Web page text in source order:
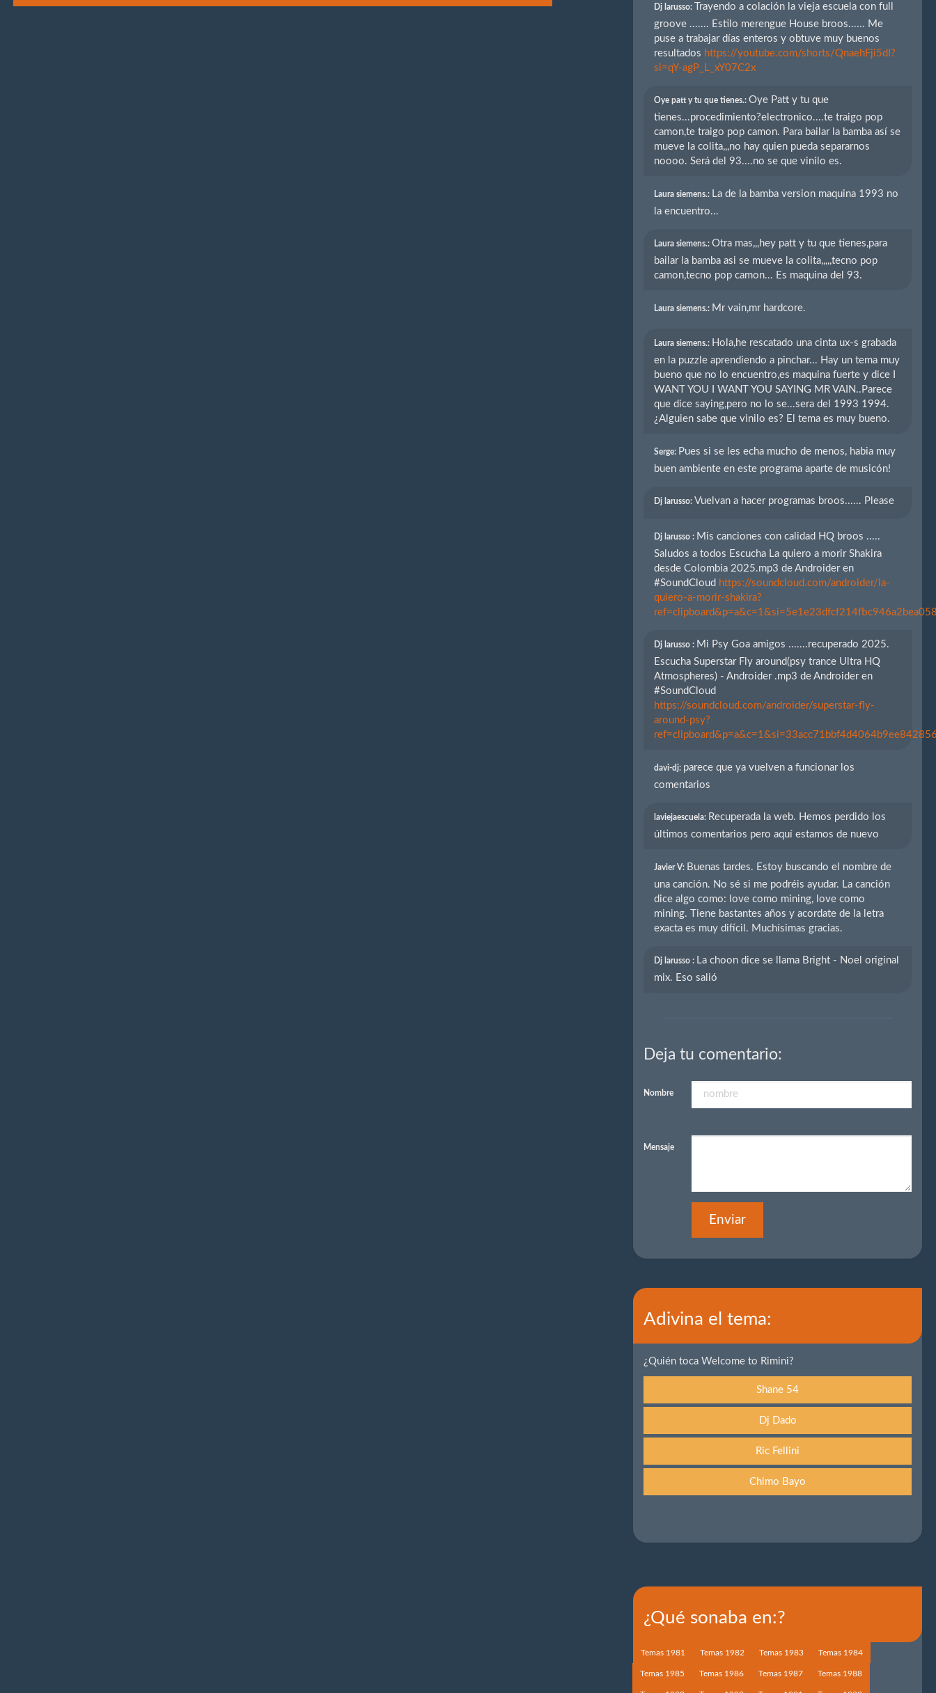
Dj larusso: Trayendo a colación la vieja escuela con full
groove ....... Estilo merengue House broos...... Me
puse a trabajar días enteros y obtuve muy buenos
resultados https://youtube.com/shorts/QnaehFji5dI?
si=qY-agP_L_xY07C2x
Oye patt y tu que tienes.:Oye Patt y tu que
tienes...procedimiento?electronico....te traigo pop
camon,te traigo pop camon. Para bailar la bamba así se
mueve la colita,,,no hay quien pueda separarnos
noooo. Será del 93....no se que vinilo es.
Laura siemens.: La de la bamba version maquina 1993 no
la encuentro...
Laura siemens.:Otra mas,,,hey patt y tu que tienes,para
bailar la bamba asi se mueve la colita,,,,,tecno pop
camon,tecno pop camon... Es maquina del 93.
Laura siemens.: Mr vain,mr hardcore.
Laura siemens.: Hola,he rescatado una cinta ux-s grabada
en la puzzle aprendiendo a pinchar... Hay un tema muy
bueno que no lo encuentro,es maquina fuerte y dice I
WANT YOU I WANT YOU SAYING MR VAIN..Parece
que dice saying,pero no lo se...sera del 1993 1994.
¿Alguien sabe que vinilo es? El tema es muy bueno.
Serge: Pues si se les echa mucho de menos, habia muy
buen ambiente en este programa aparte de musicón!
Dj larusso: Vuelvan a hacer programas broos...... Please
Dj larusso : Mis canciones con calidad HQ broos .....
Saludos a todos Escucha La quiero a morir Shakira
desde Colombia 2025.mp3 de Androider en
#SoundCloud https://soundcloud.com/androider/la-
quiero-a-morir-shakira?
Dj larusso : Mi Psy Goa amigos .......recuperado 2025.
Escucha Superstar Fly around(psy trance Ultra HQ
Atmospheres) - Androider .mp3 de Androider en
#SoundCloud
https://soundcloud.com/androider/superstar-fly-
around-psy?
davi-dj: parece que ya vuelven a funcionar los
comentarios
laviejaescuela: Recuperada la web. Hemos perdido los
últimos comentarios pero aquí estamos de nuevo
Javier V: Buenas tardes. Estoy buscando el nombre de
una canción. No sé si me podréis ayudar. La canción
dice algo como: love como mining, love como
mining. Tiene bastantes años y acordate de la letra
exacta es muy difícil. Muchísimas gracias.
Dj larusso : La choon dice se llama Bright - Noel original
mix. Eso salió
Deja tu comentario:
Nombre
Mensaje
Enviar
Adivina el tema:
¿Quién toca Welcome to Rimini?
Shane 54
Dj Dado
Ric Fellini
Chimo Bayo
¿Qué sonaba en:?
Temas 1981 Temas 1982 Temas 1983 Temas 1984
Temas 1985 Temas 1986 Temas 1987 Temas 1988